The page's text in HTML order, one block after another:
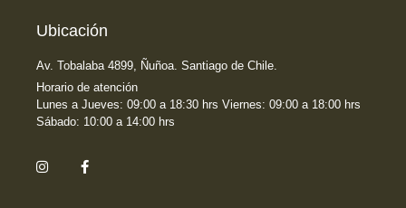
Ubicación
Av. Tobalaba 4899, Ñuñoa. Santiago de Chile.
Horario de atención
Lunes a Jueves: 09:00 a 18:30 hrs Viernes: 09:00 a 18:00 hrs
Sábado: 10:00 a 14:00 hrs